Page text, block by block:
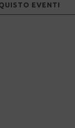
EVENTI